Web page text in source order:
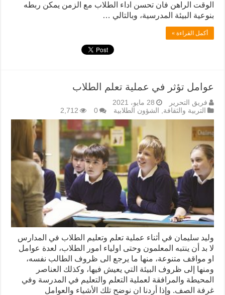
الوقت الراهن فان تحسن اداء الطلاب مع الزمن يمكن ربطه
بنوعية البيئة المدرسية، وبالتالي …
أكمل القراءة »
عوامل تؤثر في عملية تعلم الطلاب
فريق التحرير
28 مايو، 2021
التربية والثقافة, الشؤون الطلابية 0
2,712
وليد سليمان في أثناء عملية تعلم وتعليم الطلاب في المدارس
لا بد أن ينتبه المعلمون وحتی اولياء امور الطلاب، لعدة عوامل
او مواقف متنوعة، منها ما يرجع الى ظروف الطالب نفسه،
ومنها إلى ظروف البيئة التي يعيش فيها، وكذلك العناصر
المحيطة والمرافقة لعملية التعلم والتعليم في المدرسة وفي
غرفة الصف. وإذا أردنا ان نوضح تلك الأشياء والعوامل